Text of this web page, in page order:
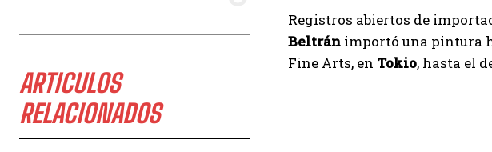
ARTICULOS
RELACIONADOS
Registros abiertos de
Beltrán importó una pintura
Fine Arts, en Tokio, hasta el